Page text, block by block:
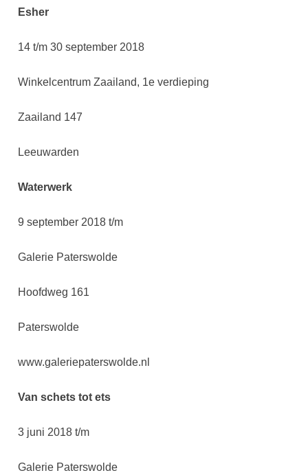
Esher
14 t/m 30 september 2018
Winkelcentrum Zaailand, 1e verdieping
Zaailand 147
Leeuwarden
Waterwerk
9 september 2018 t/m
Galerie Paterswolde
Hoofdweg 161
Paterswolde
www.galeriepaterswolde.nl
Van schets tot ets
3 juni 2018 t/m
Galerie Paterswolde